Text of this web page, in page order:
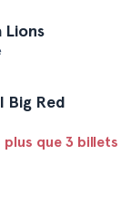
Lions
Big Red
que 3 billets